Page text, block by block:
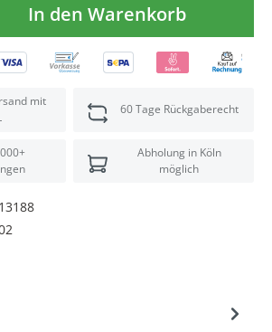
In den Warenkorb
mit
60 Tage Rückgaberecht
Abholung in Köln
möglich
13188